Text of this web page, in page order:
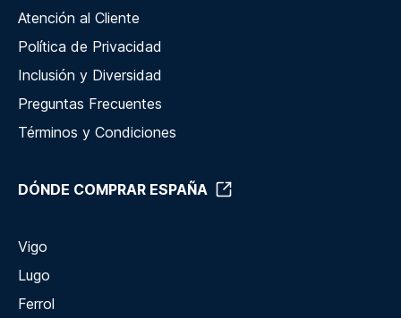
Atención al Cliente
Política de Privacidad
Inclusión y Diversidad
Preguntas Frecuentes
Términos y Condiciones
DÓNDE COMPRAR ESPAÑA
Vigo
Lugo
Ferrol